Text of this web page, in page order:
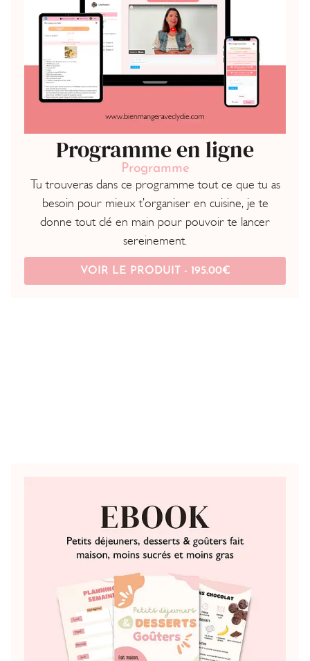
Programme en ligne
Programme
Tu trouveras dans ce programme tout ce que tu as
besoin pour mieux t’organiser en cuisine, je te
donne tout clé en main pour pouvoir te lancer
sereinement.
VOIR LE PRODUIT - 195.00€